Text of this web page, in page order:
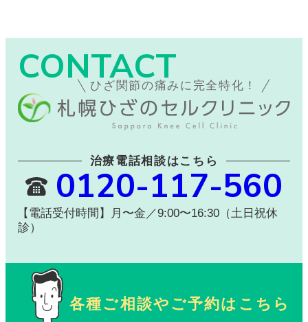
CONTACT
ひざ関節の痛みに完全特化！
治療電話相談はこちら
0120-117-560
【電話受付時間】月〜金／9:00〜16:30（土日祝休
診）
各種ご相談やご予約はこちら